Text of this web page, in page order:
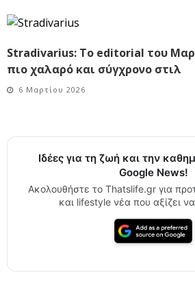
Stradivarius: Το editorial του
πιο χαλαρό και σύγχρονο στιλ
6 Μαρτίου 2026
Ιδέες για τη ζωή και την
Google News!
Ακολουθήστε το Thatslife.gr για
και lifestyle νέα που αξίζει